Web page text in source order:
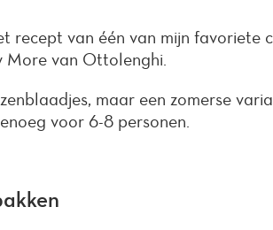
recept van één van mijn favoriete
More van Ottolenghi.
maar een zomerse
voor 6-8 personen.